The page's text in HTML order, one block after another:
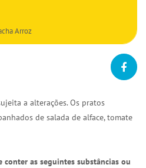
Arroz
a alterações. Os pratos
de salada de alface, tomate
conter as seguintes substâncias ou